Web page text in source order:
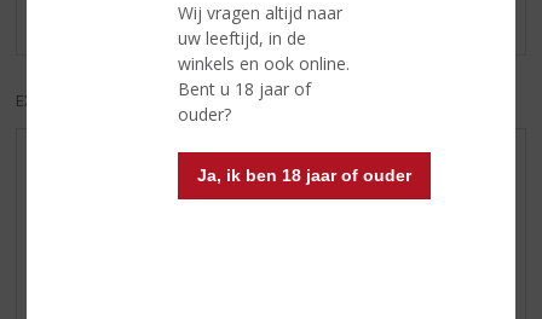
Wij vragen altijd naar
uw leeftijd, in de
winkels en ook online.
Bent u 18 jaar of
ouder?
Ja, ik ben 18 jaar of ouder
Er zijn nog geen reviews geplaatst voor dit product
EXCL. BTW INCL. BTW
NIEUWE BIEREN